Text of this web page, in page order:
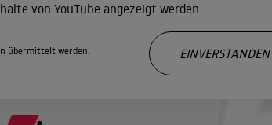
von YouTube angezeigt werden.
übermittelt werden.
EINVERSTANDEN